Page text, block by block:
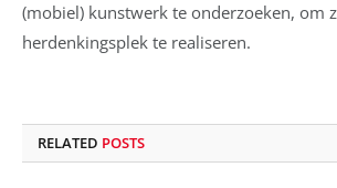
(mobiel) kunstwerk te onderzoeken, om
herdenkingsplek te realiseren.
RELATED POSTS